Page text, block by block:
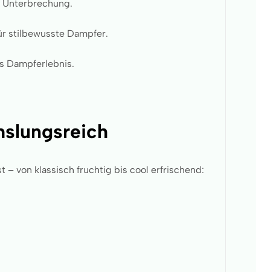
stilbewusste Dampfer.
Dampferlebnis.
– von klassisch fruchtig bis cool erfrischend: